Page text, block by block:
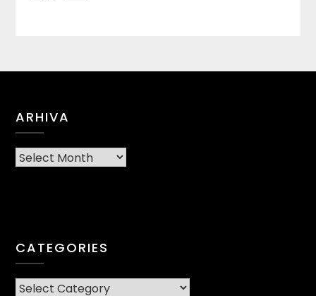
ARHIVA
Arhiva
CATEGORIES
CATEGORIES